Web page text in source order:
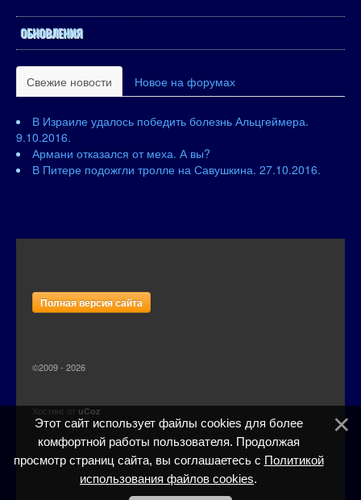
ОБНОВЛЕНИЯ
Свежие новости Новое на форумах
В Израиле удалось победить болезнь Альцгеймера.
9.10.2016.
Армани отказался от меха. А вы?
В Питере подожгли тролле на Савушкина. 27.10.2016.
Полная версия сайта
©2009 - 2026
Хостинг от uCoz
Этот сайт использует файлы cookies для более
комфортной работы пользователя. Продолжая
просмотр страниц сайта, вы соглашаетесь с Политикой
использования файлов cookies.